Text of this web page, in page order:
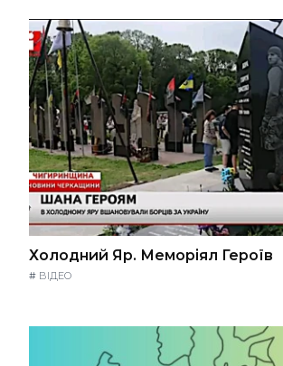
Холодний Яр. Меморіял Героїв
# ВІДЕО